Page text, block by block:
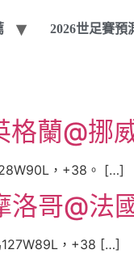
2026世足賽預
蘭@挪
，+38。 […]
洛哥@法
127W89L，+38 […]